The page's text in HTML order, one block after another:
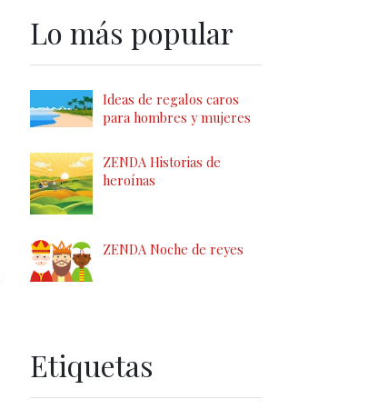
Lo más popular
Ideas de regalos caros
para hombres y mujeres
ZENDA Historias de
heroínas
ZENDA Noche de reyes
Etiquetas